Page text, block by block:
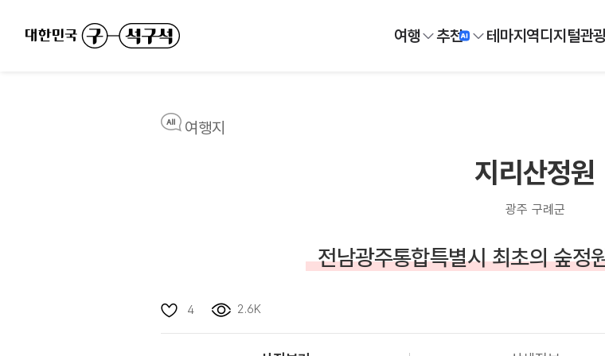
여행 추천 테마지역디지털관
여행지
지리산정원
광주 구례군
전남광주통합특별시 최초의 숲정
4 2.6K